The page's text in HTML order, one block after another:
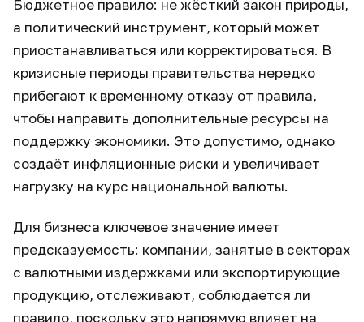
Бюджетное правило: не жёсткий закон природы,
а политический инструмент, который может
приостанавливаться или корректироваться. В
кризисные периоды правительства нередко
прибегают к временному отказу от правила,
чтобы направить дополнительные ресурсы на
поддержку экономики. Это допустимо, однако
создаёт инфляционные риски и увеличивает
нагрузку на курс национальной валюты.
Для бизнеса ключевое значение имеет
предсказуемость: компании, занятые в секторах
с валютными издержками или экспортирующие
продукцию, отслеживают, соблюдается ли
правило, поскольку это напрямую влияет на